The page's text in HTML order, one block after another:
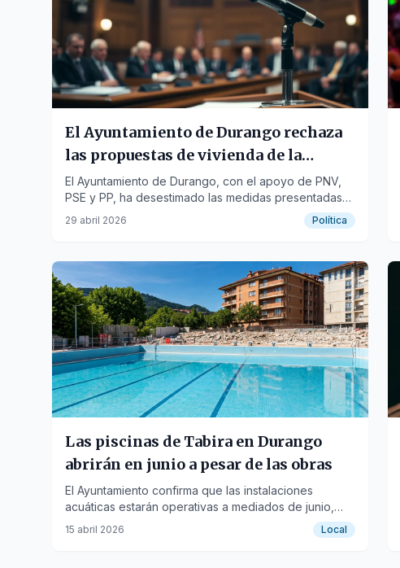
El Ayuntamiento de Durango rechaza
las propuestas de vivienda de la
oposición
El Ayuntamiento de Durango, con el apoyo de PNV,
PSE y PP, ha desestimado las medidas presentadas
por EH Bildu para abordar la crisis de vivienda,
argumentando que ya existe un plan en marcha.
29 abril 2026 Política
Las piscinas de Tabira en Durango
abrirán en junio a pesar de las obras
El Ayuntamiento confirma que las instalaciones
acuáticas estarán operativas a mediados de junio,
manteniendo el calendario habitual pese a los
15 abril 2026 Local